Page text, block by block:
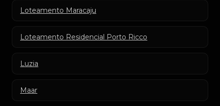
Loteamento Maracaju
Loteamento Residencial Porto Ricco
Luzia
Maar